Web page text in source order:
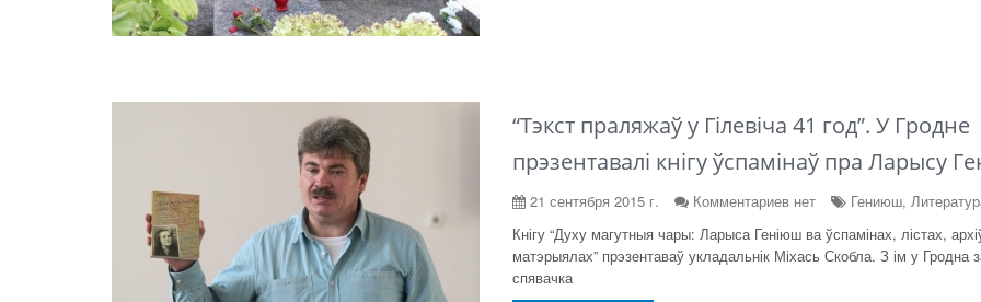
“Тэкст праляжаў у Гілевіча 41 год”. У Гродне
прэзентавалі кнігу ўспамінаў пра Ларысу
21 сентября 2015 г. Комментариев нет
Гениюш,
Кнігу “Духу магутныя чары: Ларыса Геніюш ва ўспамінах, лістах,
матэрыялах” прэзентаваў укладальнік Міхась Скобла. З ім у Гродна
спявачка